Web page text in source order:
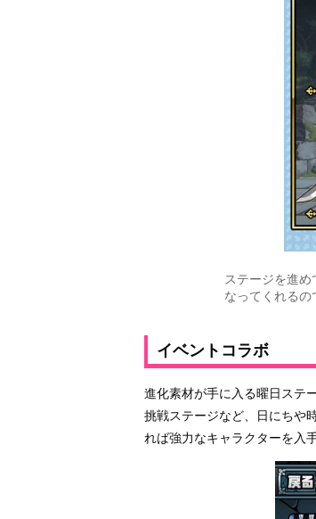
ステージを進
なってくれる
イベントコラボ
進化素材が手に入る曜日ステ
挑戦ステージなど、日にちや
れば強力なキャラクターを入